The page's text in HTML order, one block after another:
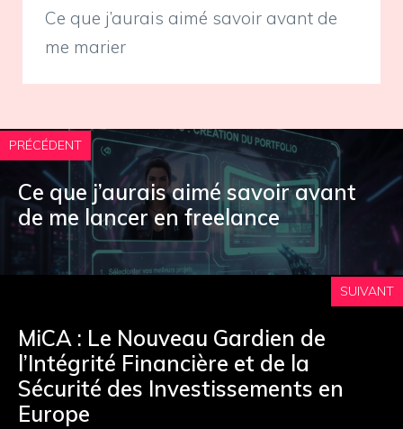
Ce que j’aurais aimé savoir avant de
me marier
PRÉCÉDENT
Ce que j’aurais aimé savoir avant
de me lancer en freelance
SUIVANT
MiCA : Le Nouveau Gardien de
l’Intégrité Financière et de la
Sécurité des Investissements en
Europe